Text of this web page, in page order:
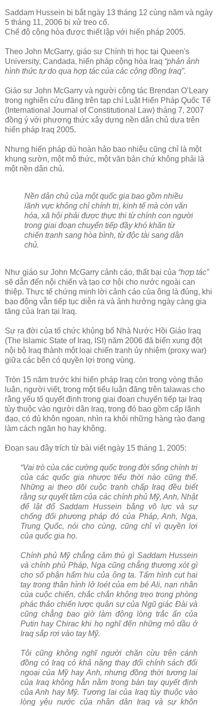
Saddam Hussein bị bắt ngày 13 tháng 12 cùng năm và ngày
5 tháng 11, 2006 bị xử treo cổ.
Chế độ cộng hòa được thiết lập với hiến pháp 2005.
Theo John McGarry, giáo sư Chính trị học tại Queen's
University, Candada, hiến pháp cộng hòa Iraq “phản ảnh
hình thức tự do qua hợp tác của các cộng đồng Iraq”.
Giáo sư John McGarry và người cộng tác Brendan O’Leary
trong nghiên cứu đăng trên tạp chí Luật Hiến Pháp Quốc Tế
(International Journal of Constitutional Law) tháng 7, 2007
đồng ý với phương thức xây dựng nền dân chủ dựa trên
hiến pháp Iraq 2005.
Nhưng hiến pháp dù hoàn hảo bao nhiêu cũng chỉ là một
khung sườn, một mô thức, một văn bản chứ không phải là
một nền dân chủ.
Nền dân chủ của một quốc gia bao gồm nhiều
lãnh vực không chỉ chính trị, kinh tế mà còn văn
hóa, xã hội phải được thực thi từ chính con người
trong giai đoạn chuyển tiếp đầy khó khăn từ
chiến tranh sang hòa bình, từ độc tài sang dân
chủ.
Như giáo sư John McGarry cảnh cáo, thất bại của “hợp tác”
sẽ dẫn đến nội chiến và tạo cơ hội cho nước ngoài can
thiệp. Thực tế chứng minh lời cảnh cáo của ông là đúng, khi
bạo động vẫn tiếp tục diễn ra và ảnh hưởng ngày càng gia
tăng của Iran tại Iraq.
Sự ra đời của tổ chức khủng bố Nhà Nước Hồi Giáo Iraq
(The Islamic State of Iraq, ISI) năm 2006 đã biến xung đột
nội bộ Iraq thành một loại chiến tranh ủy nhiệm (proxy war)
giữa các bên có quyền lợi trong vùng.
Tròn 15 năm trước khi hiến pháp Iraq còn trong vòng thảo
luận, người viết, trong một tiểu luận đăng trên talawas cho
rằng yếu tố quyết định trong giai đoạn chuyển tiếp tại Iraq
tùy thuộc vào người dân Iraq, trong đó bao gồm cấp lãnh
đạo, có đủ khôn ngoan, nhìn ra khỏi những hàng rào đang
làm cách ngăn họ hay không.
Đoạn sau đây trích từ bài viết ngày 15 tháng 1, 2005:
“Vai trò của các cường quốc trong đời sống chính trị
của các quốc gia nhược tiểu thời nào cũng thế.
Những ai theo dõi cuộc tranh chấp Iraq đều biết
rằng sự quyết tâm của các chính phủ Mỹ, Anh, Nhật
để lật đổ Saddam Hussein bằng võ lực và sự
chống đối phương pháp đó của Pháp, Anh, Nga,
Trung Quốc, nói cho cùng, cũng chỉ vì quyền lợi
của quốc gia họ.
Chính phủ Mỹ chẳng căm thù gì Saddam Hussein
và chính phủ Pháp, Nga cũng chẳng thương xót gì
cho số phận hẩm hiu của ông ta. Tấm hình cụt hai
tay trong thân hình lở loét của em bé Ali, nạn nhân
của cuộc chiến, chắc chắn không treo trong phòng
phác thảo chiến lược quân sự của Ngũ giác Đài và
cũng chẳng bao giờ làm động lòng trắc ẩn của
Putin hay Chirac khi họ nghĩ đến những mỏ dầu ở
Iraq sắp rơi vào tay Mỹ.
Tôi cũng không nghĩ người chăn cừu trên cánh
đồng cỏ Iraq có khả năng thay đổi chính sách đối
ngoại của Mỹ hay Anh, nhưng đồng thời tương lai
của Iraq không hẳn nằm trong bàn tay quyết định
của Anh hay Mỹ. Tương lai của Iraq tùy thuộc vào
lòng yêu nước của nhân dân Iraq và sự khôn